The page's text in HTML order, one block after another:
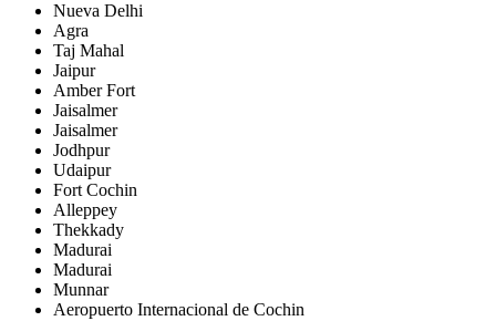
Nueva Delhi
Agra
Taj Mahal
Jaipur
Amber Fort
Jaisalmer
Jaisalmer
Jodhpur
Udaipur
Fort Cochin
Alleppey
Thekkady
Madurai
Madurai
Munnar
Aeropuerto Internacional de Cochin